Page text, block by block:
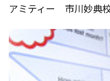
アミティー 市川妙典